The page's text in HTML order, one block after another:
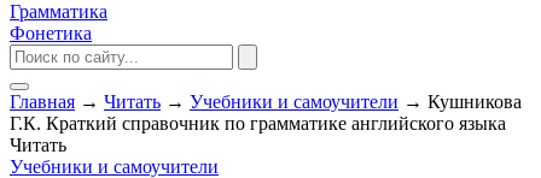
Грамматика
Фонетика
Главная → Читать → Учебники и самоучители → Кушникова
Г.К. Краткий справочник по грамматике английского языка
Читать
Учебники и самоучители